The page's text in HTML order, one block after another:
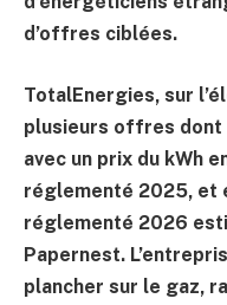
d’offres ciblées.
TotalEnergies, sur
plusieurs offres dont
avec un prix du kWh
réglementé 2025, et
réglementé 2026
Papernest.
plancher sur le gaz,